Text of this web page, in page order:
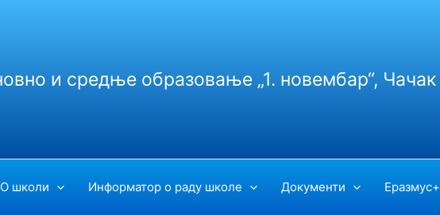
и средње образовање „1. новембар“, Чачак
О школи Информатор о раду школе Документи Еразмус+